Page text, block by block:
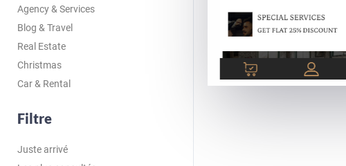
Agency & Services
Blog & Travel
Real Estate
Christmas
Car & Rental
Filtre
Juste arrivé